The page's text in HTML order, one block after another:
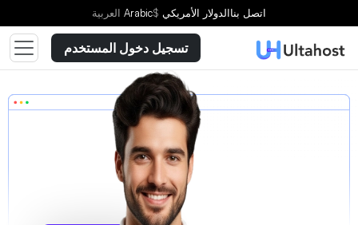
اتصل بناالدولار الأمريكي $
Arabic العربية
تسجيل دخول المستخدم